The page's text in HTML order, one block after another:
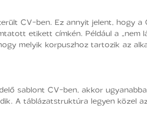
CV-ben. Ez annyit jelent, hogy
etikett címkén. Például a „nem
melyik korpuszhoz tartozik az
sablont CV-ben, akkor
A táblázatstruktúra legyen közel